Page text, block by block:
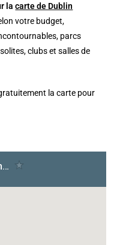
lacarte de Dublin
votre budget,
parcs
clubs et salles de
la carte pour